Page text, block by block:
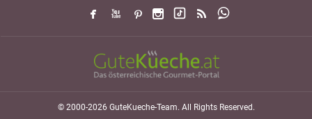
© 2000-2026 GuteKueche-Team. All Rights Reserved.